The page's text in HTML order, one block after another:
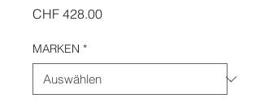
CHF 428.00Preis
MARKEN *